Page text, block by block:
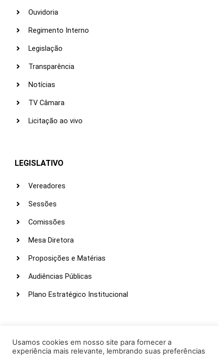
Ouvidoria
Regimento Interno
Legislação
Transparência
Notícias
TV Câmara
Licitação ao vivo
LEGISLATIVO
Vereadores
Sessões
Comissões
Mesa Diretora
Proposições e Matérias
Audiências Públicas
Plano Estratégico Institucional
Webmail
Usamos cookies em nosso site para fornecer a
experiência mais relevante, lembrando suas preferências